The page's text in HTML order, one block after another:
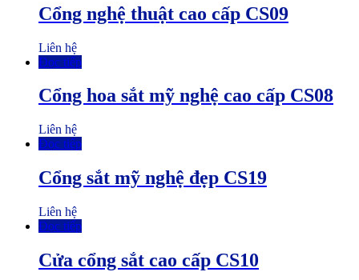
Cổng nghệ thuật cao cấp CS09
Liên hệ
Đọc tiếp
Cổng hoa sắt mỹ nghệ cao cấp CS08
Liên hệ
Đọc tiếp
Cổng sắt mỹ nghệ đẹp CS19
Liên hệ
Đọc tiếp
Cửa cổng sắt cao cấp CS10